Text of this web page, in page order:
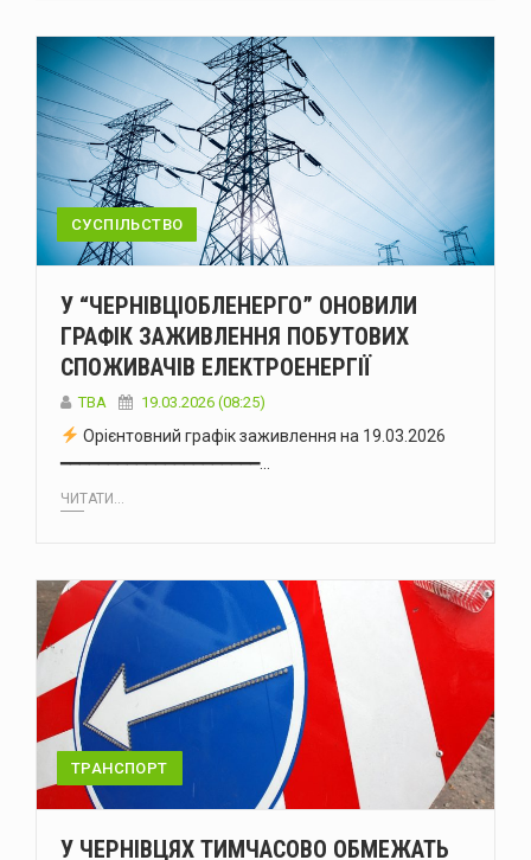
СУСПІЛЬСТВО
У “ЧЕРНІВЦІОБЛЕНЕРГО” ОНОВИЛИ
ГРАФІК ЗАЖИВЛЕННЯ ПОБУТОВИХ
СПОЖИВАЧІВ ЕЛЕКТРОЕНЕРГІЇ
ТВА 19.03.2026 (08:25)
Орієнтовний графік заживлення на 19.03.2026
━━━━━━━━━━━━━━━━━━━━━…
ЧИТАТИ...
ТРАНСПОРТ
У ЧЕРНІВЦЯХ ТИМЧАСОВО ОБМЕЖАТЬ